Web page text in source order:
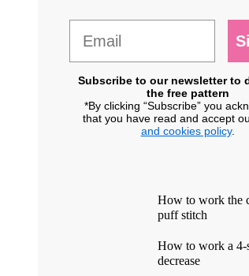
Subscribe to our newsletter to
the free pattern
*By clicking “Subscribe” you
that you have read and accept
and cookies policy.
How to work the
puff stitch
How to work a 4-
decrease